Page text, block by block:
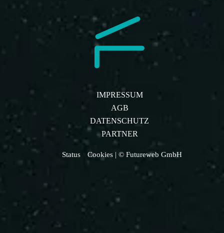
IMPRESSUM
AGB
DATENSCHUTZ
PARTNER
Status Cookies | © Futureweb GmbH